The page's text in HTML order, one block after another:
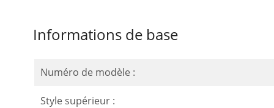
Informations de base
Numéro de modèle :
Style supérieur :